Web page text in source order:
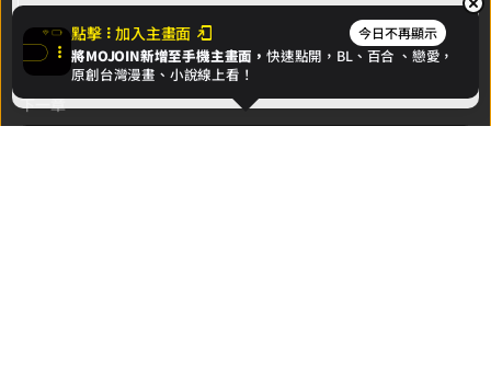
作者的話
下一章
點擊 加入主畫面 今日不再顯示
將MOJOIN新增至手機主畫面，快速點開，BL、 百合 、戀愛，
原創台灣漫畫、小說線上看！
Cookie，欲瞭解更多資訊請見隱私權政策。
我同意